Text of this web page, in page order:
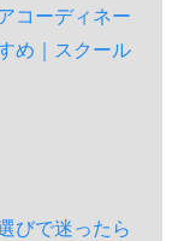
コーディネー
め｜スクール
びで迷ったら